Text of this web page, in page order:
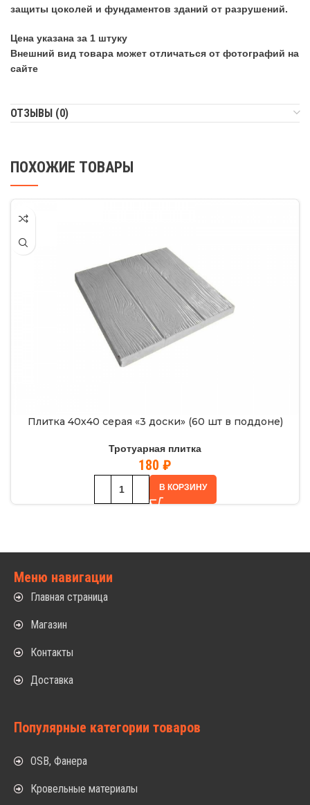
защиты цоколей и фундаментов зданий от разрушений.
Цена указана за 1 штуку
Внешний вид товара может отличаться от фотографий на
сайте
ОТЗЫВЫ (0)
ПОХОЖИЕ ТОВАРЫ
Плитка 40х40 серая «3 доски» (60 шт в поддоне)
Тротуарная плитка
180 ₽
В КОРЗИНУ
Меню навигации
Главная страница
Магазин
Контакты
Доставка
Популярные категории товаров
OSB, Фанера
Кровельные материалы